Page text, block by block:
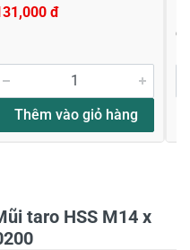
đ
Thêm vào giỏ hàng
taro HSS M14 x